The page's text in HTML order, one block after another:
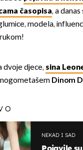
časopisa, a
modela,
dvoje djece, sina
Dinom
NEKAD I SAD